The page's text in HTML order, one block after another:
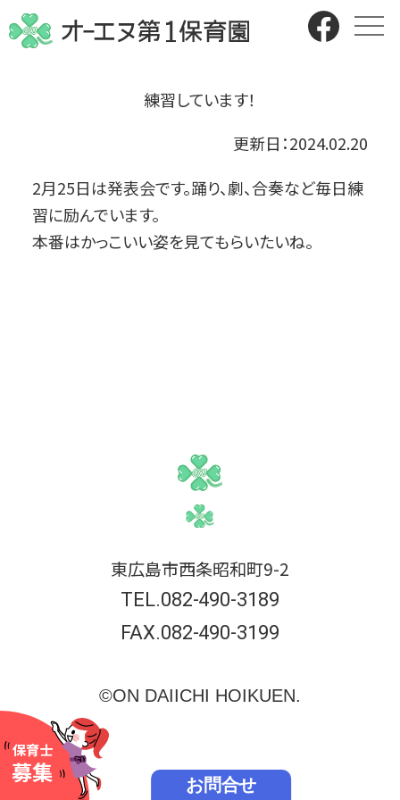
練習しています！
更新日：2024.02.20
2月25日は発表会です。踊り、劇、合奏など毎日練
習に励んでいます。
本番はかっこいい姿を見てもらいたいね。
保育士
募集 お問合せ
東広島市西条昭和町9-2
TEL.082-490-3189
FAX.082-490-3199
©ON DAIICHI HOIKUEN.